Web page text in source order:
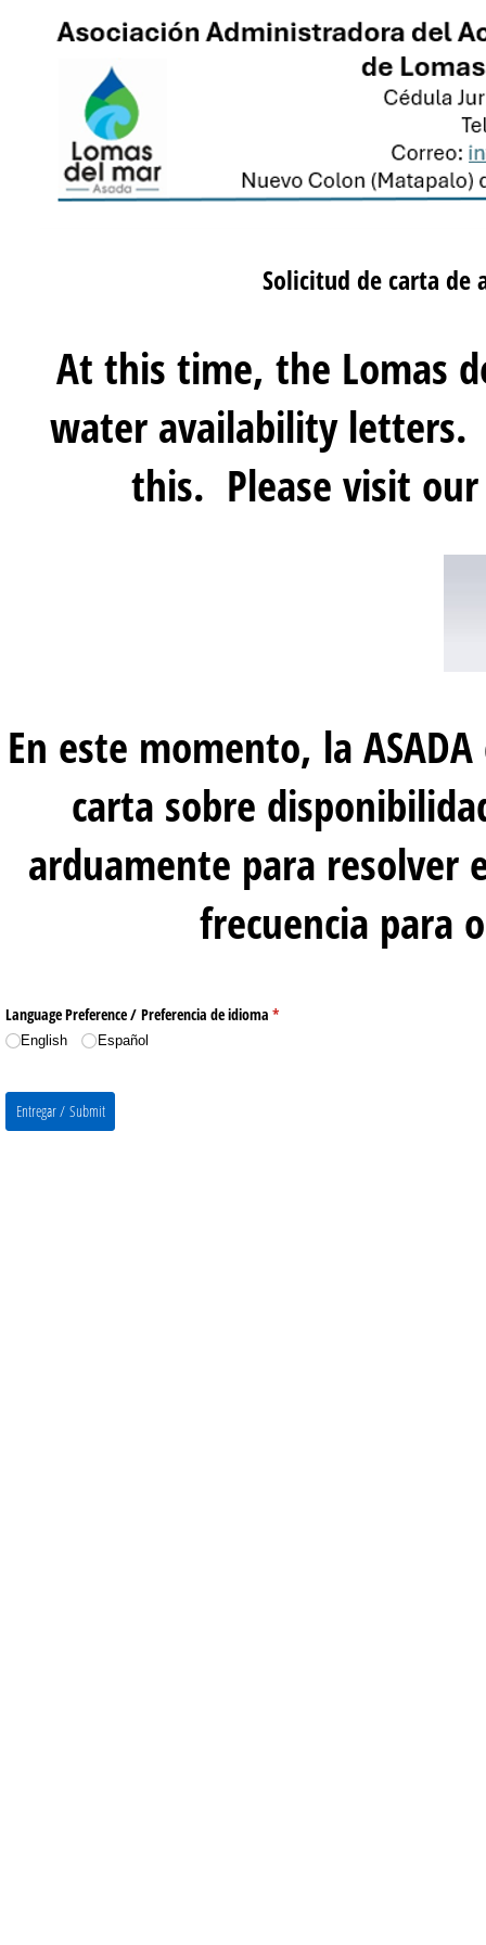
Solicitud de carta de
At this time, the Lomas
water availability letters.
this. Please visit
En este momento, la
carta sobre
arduamente para resolver
frecuencia para
Language Preference /​ Preferencia de idioma *
(required)
English Español
Entregar / Submit